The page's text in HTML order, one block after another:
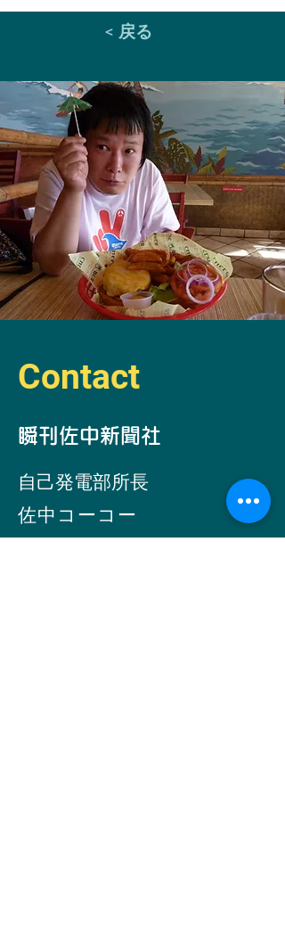
< 戻る
Contact
​瞬刊佐中新聞社
自己発電部所長
​佐中コーコー